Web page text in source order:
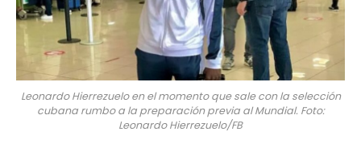
Leonardo Hierrezuelo en el momento que sale con la selección
cubana rumbo a la preparación previa al Mundial. Foto:
Leonardo Hierrezuelo/FB